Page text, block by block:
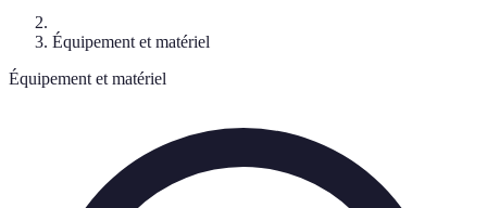
Équipement et matériel
Équipement et matériel